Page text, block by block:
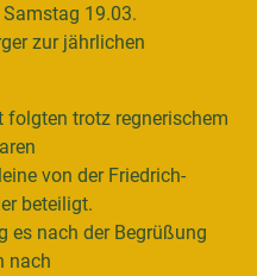
19.03.
zur jährlichen
trotz regnerischem
von der Friedrich-
beteiligt.
es nach der Begrüßung
nach